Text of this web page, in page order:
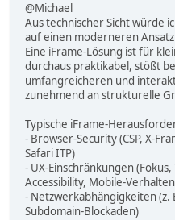
@Michael
Aus technischer Sicht würde
auf einen moderneren
Eine iFrame-Lösung ist für
durchaus praktikabel, stößt
umfangreicheren und
zunehmend an strukturelle
Typische iFrame-
- Browser-Security (CSP, X-
Safari ITP)
- UX-Einschränkungen
Accessibility, Mobile-
- Netzwerkabhängigkeiten (z.
Subdomain-Blockaden)